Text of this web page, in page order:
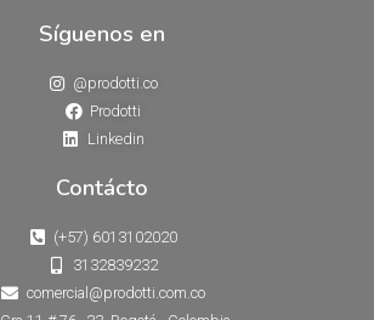
Síguenos en
@prodotti.co
Prodotti
Linkedin
Contácto
(+57) 6013102020
3132839232
comercial@prodotti.com.co